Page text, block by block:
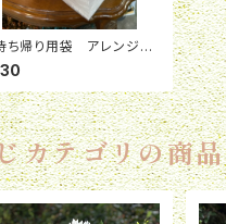
ち帰り用袋 アレンジメ
L
カテゴリの商品